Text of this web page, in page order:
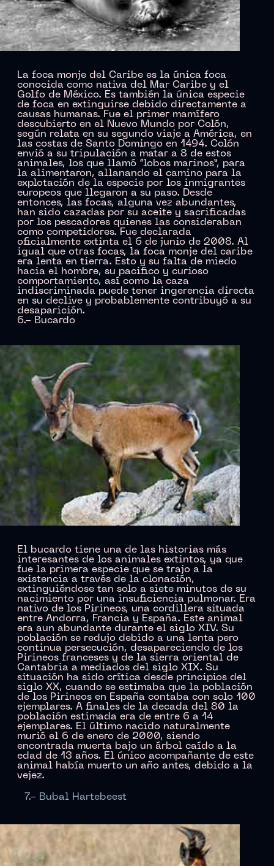
La foca monje del Caribe es la única foca
conocida como nativa del Mar Caribe y el
Golfo de México. Es también la única especie
de foca en extinguirse debido directamente a
causas humanas. Fue el primer mamífero
descubierto en el Nuevo Mundo por Colón,
según relata en su segundo viaje a América, en
las costas de Santo Domingo en 1494. Colón
envió a su tripulación a matar a 8 de estos
animales, los que llamó “lobos marinos”, para
la alimentaron, allanando el camino para la
explotación de la especie por los inmigrantes
europeos que llegaron a su paso. Desde
entonces, las focas, alguna vez abundantes,
han sido cazadas por su aceite y sacrificadas
por los pescadores quienes las consideraban
como competidores. Fue declarada
oficialmente extinta el 6 de junio de 2008. Al
igual que otras focas, la foca monje del caribe
era lenta en tierra. Esto y su falta de miedo
hacia el hombre, su pacifico y curioso
comportamiento, así como la caza
indiscriminada puede tener ingerencia directa
en su declive y probablemente contribuyó a su
desaparición.
6.- Bucardo
El bucardo tiene una de las historias más
interesantes de los animales extintos, ya que
fue la primera especie que se trajo a la
existencia a través de la clonación,
extinguiéndose tan solo a siete minutos de su
nacimiento por una insuficiencia pulmonar. Era
nativo de los Pirineos, una cordillera situada
entre Andorra, Francia y España. Este animal
era aun abundante durante el siglo XIV. Su
población se redujo debido a una lenta pero
continua persecución, desapareciendo de los
Pirineos franceses y de la sierra oriental de
Cantabria a mediados del siglo XIX. Su
situación ha sido crítica desde principios del
siglo XX, cuando se estimaba que la población
de los Pirineos en España contaba con solo 100
ejemplares. A finales de la decada del 80 la
población estimada era de entre 6 a 14
ejemplares. El último nacido naturalmente
murió el 6 de enero de 2000, siendo
encontrada muerta bajo un árbol caído a la
edad de 13 años. El único acompañante de este
animal había muerto un año antes, debido a la
vejez.
7.- Bubal Hartebeest